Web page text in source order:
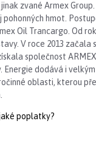
zvané Armex
hmot.
Oil Trancargo. Od
V roce 2013 začala
společnost ARMEX
dodává i
oblasti, kterou
poplatky?